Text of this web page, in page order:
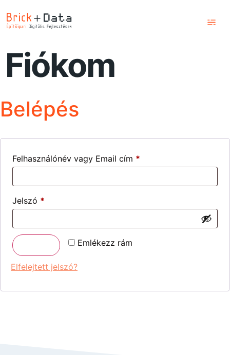
Szolgáltatások
Blog
Fiókom
Belépés
Felhasználónév vagy Email cím *
Jelszó *
Emlékezz rám
Elfelejtett jelszó?